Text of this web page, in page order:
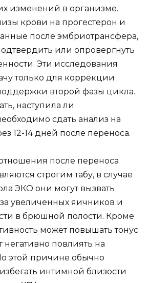
изменений в организме.
крови на прогестерон и
после эмбриотрансфера,
или опровергнуть
Эти исследования
только для коррекции
второй фазы цикла.
наступила ли
сдать анализ на
12-14 дней после переноса.
после переноса
строгим табу, в случае
ЭКО они могут вызвать
увеличенных яичников и
в брюшной полости. Кроме
может повышать тонус
негативно повлиять на
этой причине обычно
интимной близости